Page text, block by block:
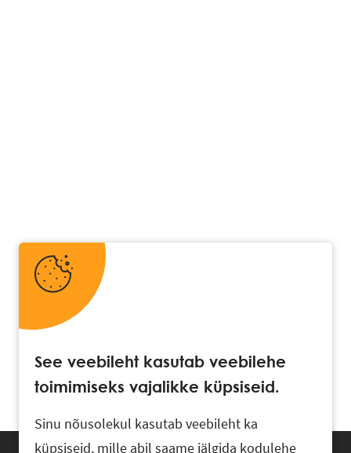
See veebileht kasutab veebilehe
toimimiseks vajalikke küpsiseid.
Sinu nõusolekul kasutab veebileht ka
küpsiseid, mille abil saame jälgida kodulehe